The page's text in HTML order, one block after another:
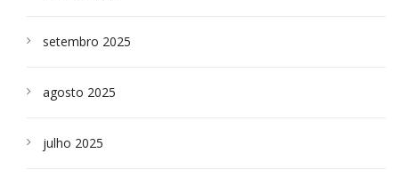
setembro 2025
agosto 2025
julho 2025